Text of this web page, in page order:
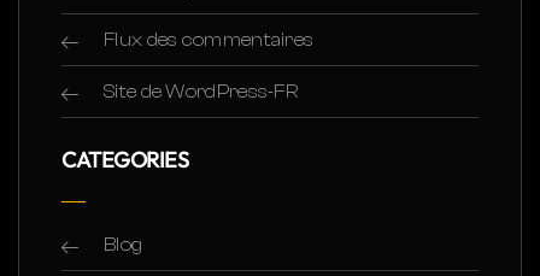
Flux des commentaires
Site de WordPress-FR
CATEGORIES
Blog